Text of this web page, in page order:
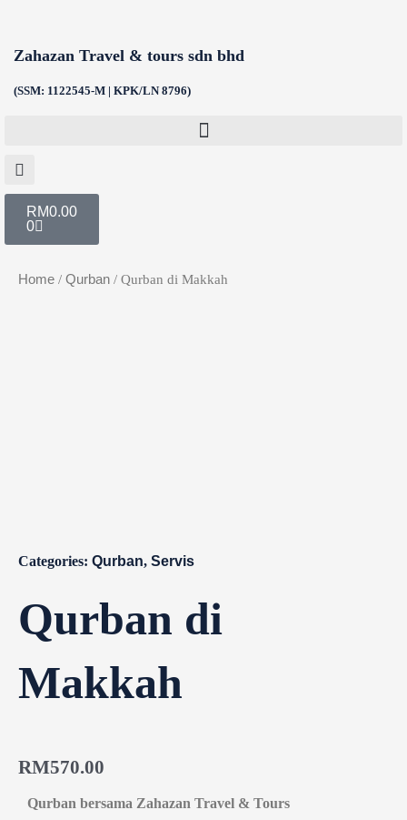
content
Zahazan Travel & tours sdn bhd
(SSM: 1122545-M | KPK/LN 8796)
RM0.00
0
Home / Qurban / Qurban di Makkah
Categories: Qurban, Servis
Qurban di
Makkah
RM570.00
Qurban bersama Zahazan Travel & Tours